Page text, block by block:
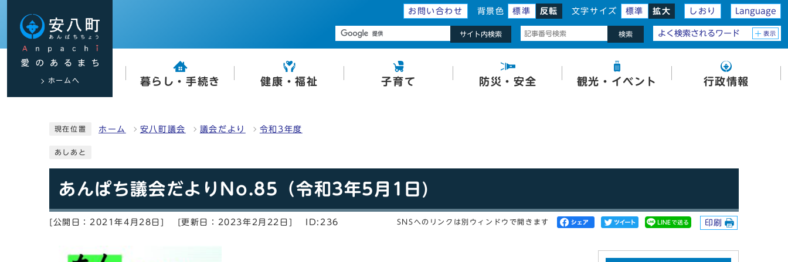
お問い合わせ 背景色 標準 反転 文字サイズ 標準 拡大 しおり Language
ホームへ
サイト内検索 検索 よく検索されるワード 表示
暮らし・手続き 健康・福祉 子育て 防災・安全 観光・イベント 行政情報
現在位置 ホーム 安八町議会 議会だより 令和3年度
あしあと
あんぱち議会だよりNo.85（令和3年5月1日)
[公開日：2021年4月28日] [更新日：2023年2月22日] ID:236 SNSへのリンクは別ウィンドウで開きます 印刷